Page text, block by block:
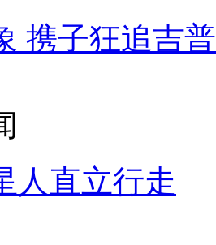
携子狂追吉
人直立行走